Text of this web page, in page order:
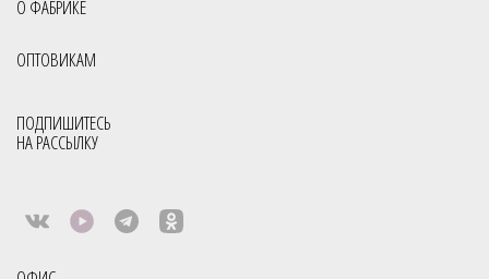
О ФАБРИКЕ
ОПТОВИКАМ
ПОДПИШИТЕСЬ
НА РАССЫЛКУ